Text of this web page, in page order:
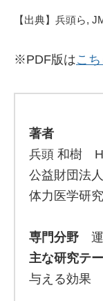
【出典】兵頭ら,
※PDF版はこち
著者
兵頭 和樹
公益財団法
体力医学研
専門分野 運
主な研究テ
与える効果